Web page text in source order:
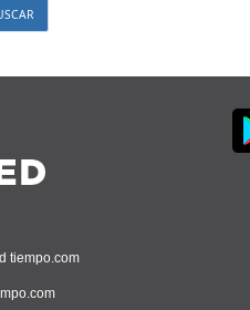
tiempo.com